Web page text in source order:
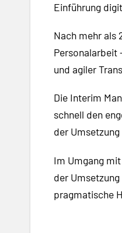
Einführung
Nach mehr als
Personalarbeit
und agiler
Die Interim
schnell den
der
Im Umgang
der
pragmatische